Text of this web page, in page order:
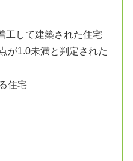
工して建築された住宅
が1.0未満と判定された
住宅